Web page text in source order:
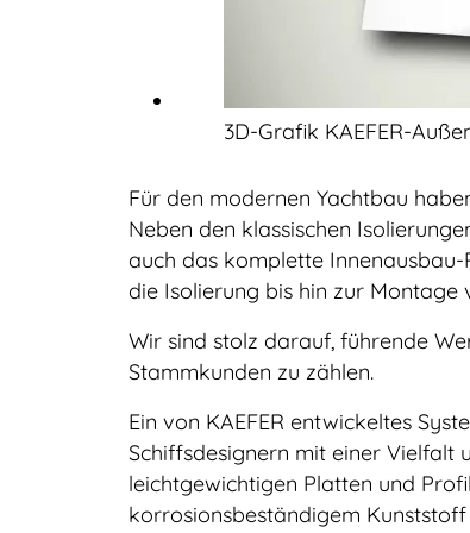
3D-Grafik KAEFER-
Für den modernen Yachtbau
Neben den klassischen
auch das komplette
die Isolierung bis hin zur Montage
Wir sind stolz darauf, führende
Stammkunden zu zählen.
Ein von KAEFER entwickeltes
Schiffsdesignern mit einer Vielfalt
leichtgewichtigen Platten und
korrosionsbeständigem